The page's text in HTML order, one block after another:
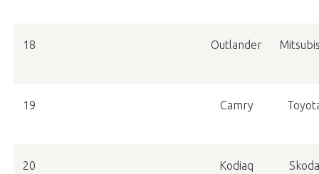
18 Outlander
19 Camry
20 Kodiaq Skoda